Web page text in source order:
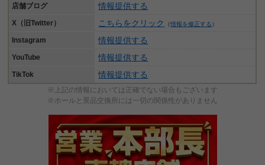
店舗ブログ 情報提供する
X（旧Twitter） こちらをクリック （情報を修正する ）
Instagram 情報提供する
YouTube 情報提供する
TikTok 情報提供する
※上記の情報においては正確でない場合もございます
※ホールと景品交換所には一切の関係性がありません